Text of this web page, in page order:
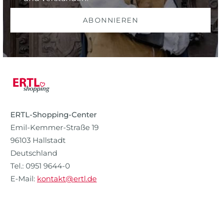
ABONNIEREN
ERTL-Shopping-Center
Emil-Kemmer-Straße 19
96103 Hallstadt
Deutschland
Tel.: 0951 9644-0
E-Mail: kontakt@ertl.de